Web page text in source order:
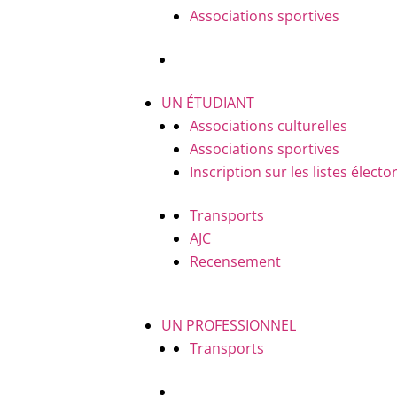
Associations sportives
UN ÉTUDIANT
Associations culturelles
Associations sportives
Inscription sur les listes
Transports
AJC
Recensement
UN PROFESSIONNEL
Transports